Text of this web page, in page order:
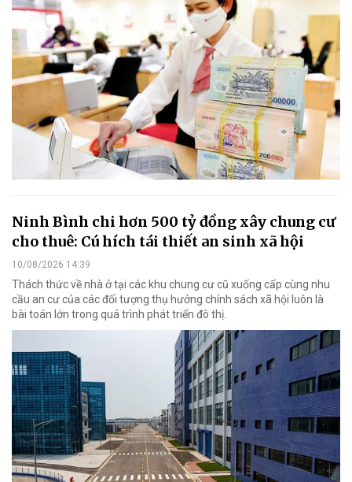
Ninh Bình chi hơn 500 tỷ đồng xây chung cư
cho thuê: Cú hích tái thiết an sinh xã hội
10/08/2026 14:39
Thách thức về nhà ở tại các khu chung cư cũ xuống cấp cùng nhu
cầu an cư của các đối tượng thụ hưởng chính sách xã hội luôn là
bài toán lớn trong quá trình phát triển đô thị.